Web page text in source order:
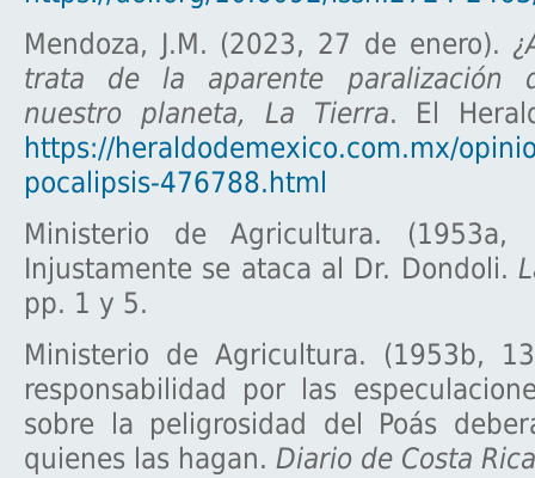
Mendoza, J.M. (2023, 27 de enero).
trata de la aparente paralización
nuestro planeta, La Tierra. El
https://heraldodemexico.com.mx/
pocalipsis-476788.html
Ministerio de Agricultura.
Injustamente se ataca al Dr. Dondoli.
pp. 1 y 5.
Ministerio de Agricultura. (1953b,
responsabilidad por las
sobre la peligrosidad del Poás
quienes las hagan. Diario de Costa Rica